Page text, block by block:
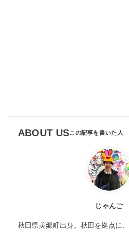
ABOUT US
じゃんご
秋田県美郷町出身。秋田を拠点に